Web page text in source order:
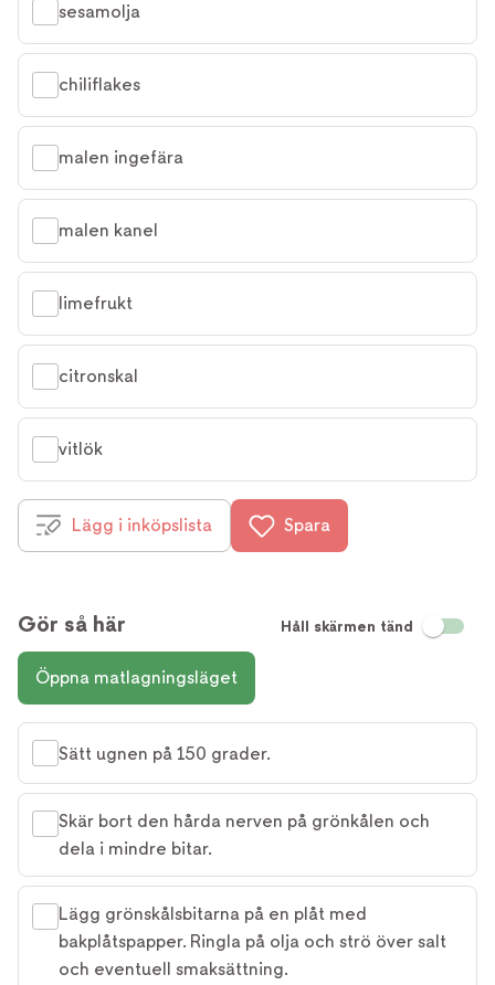
sesamolja
chiliflakes
malen ingefära
malen kanel
limefrukt
citronskal
vitlök
Lägg i inköpslista Spara
Gör så här Håll skärmen tänd
Öppna matlagningsläget
Sätt ugnen på 150 grader.
Skär bort den hårda nerven på grönkålen och
dela i mindre bitar.
Lägg grönskålsbitarna på en plåt med
bakplåtspapper. Ringla på olja och strö över salt
och eventuell smaksättning.